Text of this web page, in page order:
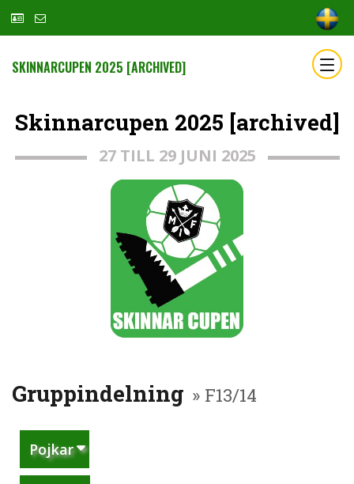
SKINNARCUPEN 2025 [ARCHIVED]
Skinnarcupen 2025 [archived]
27 TILL 29 JUNI 2025
Gruppindelning » F13/14
Pojkar